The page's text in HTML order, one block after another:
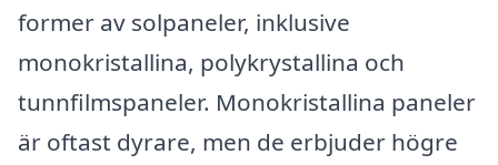
former av solpaneler, inklusive
monokristallina, polykrystallina och
tunnfilmspaneler. Monokristallina paneler
är oftast dyrare, men de erbjuder högre